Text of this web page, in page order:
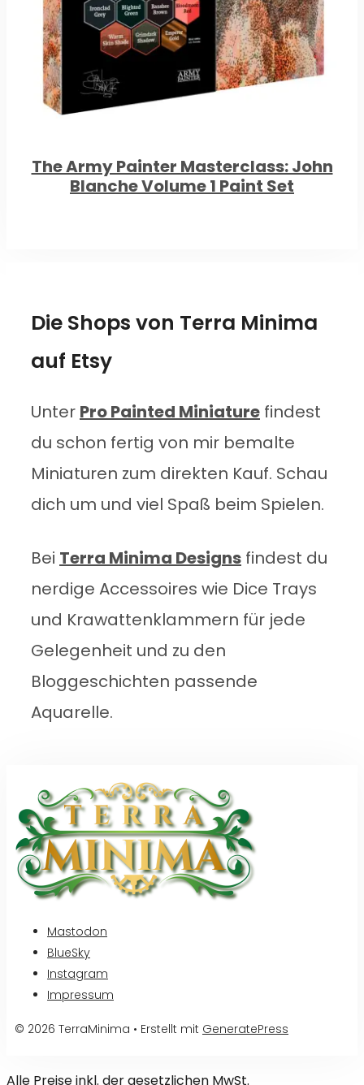
The Army Painter Masterclass: John
Blanche Volume 1 Paint Set
Die Shops von Terra Minima
auf Etsy
Unter Pro Painted Miniature findest
du schon fertig von mir bemalte
Miniaturen zum direkten Kauf. Schau
dich um und viel Spaß beim Spielen.
Bei Terra Minima Designs findest du
nerdige Accessoires wie Dice Trays
und Krawattenklammern für jede
Gelegenheit und zu den
Bloggeschichten passende
Aquarelle.
Mastodon
BlueSky
Instagram
Impressum
© 2026 TerraMinima • Erstellt mit GeneratePress
Alle Preise inkl. der gesetzlichen MwSt.